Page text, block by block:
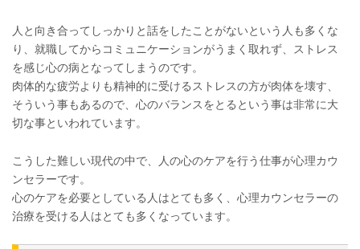
人と向き合ってしっかりと話をしたことがないという人も多くな
り、就職してからコミュニケーションがうまく取れず、ストレス
を感じ心の病となってしまうのです。
肉体的な疲労よりも精神的に受けるストレスの方が肉体を壊す、
そういう事もあるので、心のバランスをとるという事は非常に大
切な事といわれています。
こうした難しい現代の中で、人の心のケアを行う仕事が心理カウ
ンセラーです。
心のケアを必要としている人はとても多く、心理カウンセラーの
治療を受ける人はとても多くなっています。